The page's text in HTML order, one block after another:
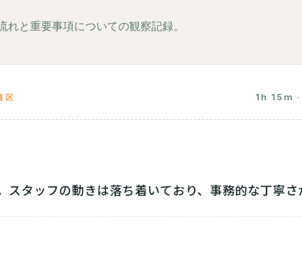
と重要事項についての観察記録。
1h 15m
スタッフの動きは落ち着いており、事務的な丁寧さ